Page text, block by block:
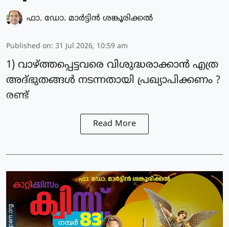
ഫാ. ഡോ. മാര്‍ട്ടിന്‍ ശങ്കൂരിക്കല്‍
Published on: 31 Jul 2026, 10:59 am
1) വാഴ്ത്തപ്പെട്ടവരെ വിശുദ്ധരാക്കാൻ എത്ര
അദ്ഭുതങ്ങൾ നടന്നതായി പ്രഖ്യാപിക്കണം ?
രണ്ട്
Read More